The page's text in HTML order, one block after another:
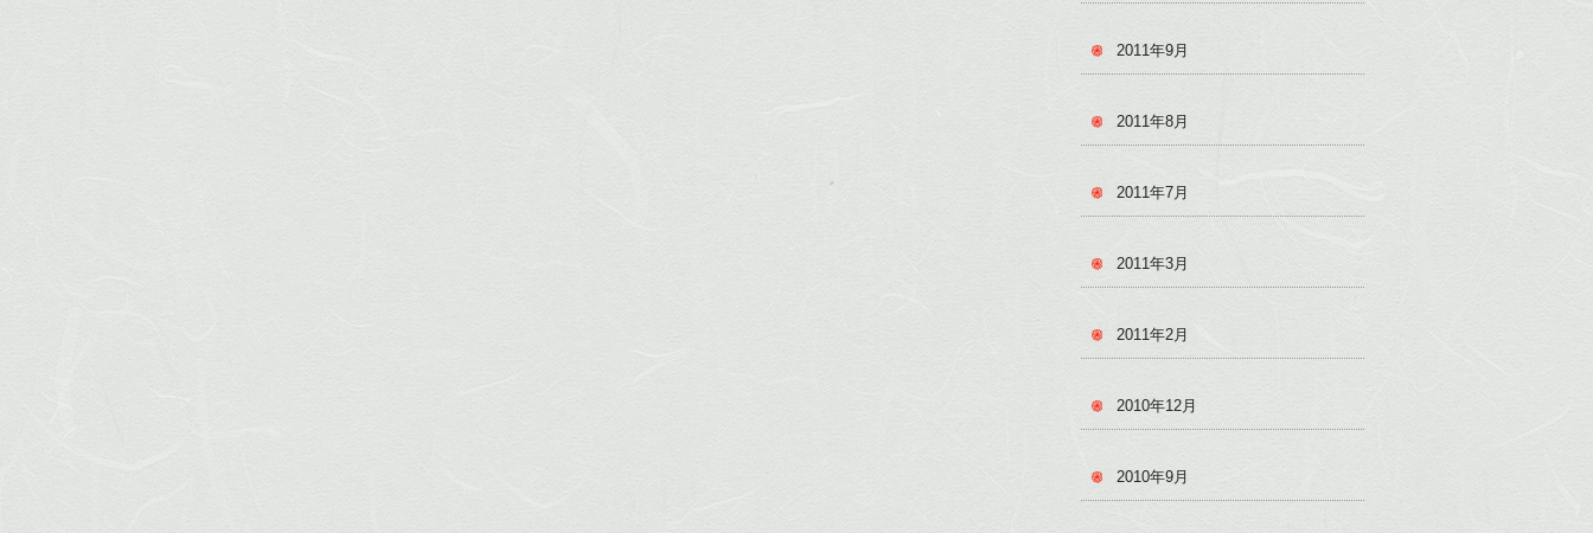
2011年9月
2011年8月
2011年7月
2011年3月
2011年2月
2010年12月
2010年9月